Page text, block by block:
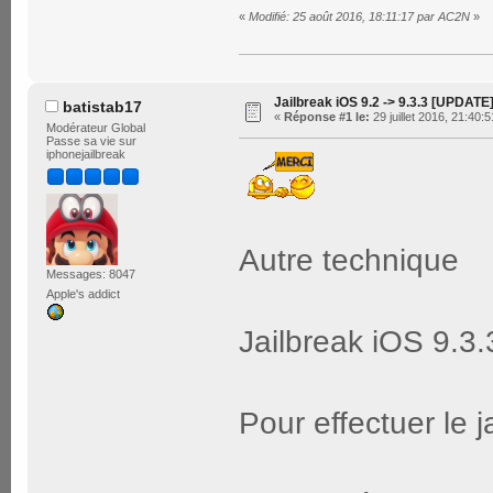
« Modifié: 25 août 2016, 18:11:17 par AC2N »
batistab17
Modérateur Global
Passe sa vie sur
iphonejailbreak
Messages: 8047
Apple's addict
Jailbreak iOS 9.2 -> 9.3.3 [UPDATE]
« Réponse #1 le: 29 juillet 2016,
Autre technique
Jailbreak iOS
Pour effectuer le